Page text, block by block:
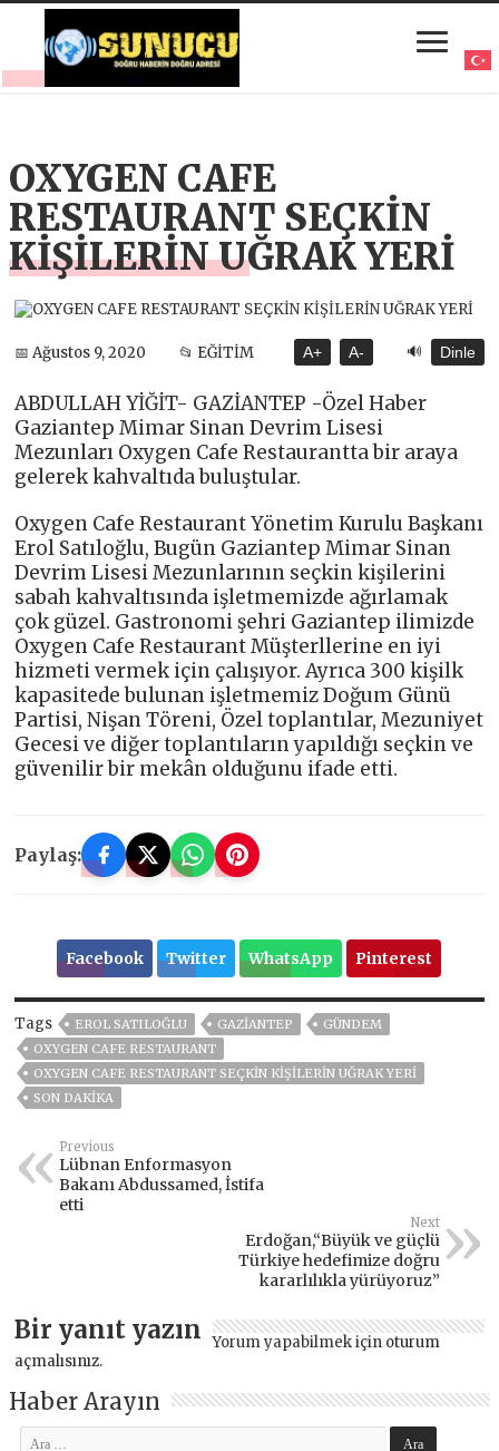
OXYGEN CAFE
RESTAURANT SEÇKİN
KİŞİLERİN UĞRAK YERİ
📅 Ağustos 9, 2020 📂 EĞİTİM A+ A- 🔊 Dinle
ABDULLAH YİĞİT- GAZİANTEP -Özel Haber
Gaziantep Mimar Sinan Devrim Lisesi
Mezunları Oxygen Cafe Restaurantta bir araya
gelerek kahvaltıda buluştular.
Oxygen Cafe Restaurant Yönetim Kurulu Başkanı
Erol Satıloğlu, Bugün Gaziantep Mimar Sinan
Devrim Lisesi Mezunlarının seçkin kişilerini
sabah kahvaltısında işletmemizde ağırlamak
çok güzel. Gastronomi şehri Gaziantep ilimizde
Oxygen Cafe Restaurant Müşterllerine en iyi
hizmeti vermek için çalışıyor. Ayrıca 300 kişilk
kapasitede bulunan işletmemiz Doğum Günü
Partisi, Nişan Töreni, Özel toplantılar, Mezuniyet
Gecesi ve diğer toplantıların yapıldığı seçkin ve
güvenilir bir mekân olduğunu ifade etti.
Paylaş:
Facebook Twitter WhatsApp Pinterest
Tags EROL SATILOĞLU GAZIANTEP
GÜNDEM
OXYGEN CAFE RESTAURANT
OXYGEN CAFE RESTAURANT SEÇKİN KİŞİLERİN UĞRAK YERİ
SON DAKIKA
Previous
Lübnan Enformasyon
Bakanı Abdussamed, İstifa
etti
Next
Erdoğan,“Büyük ve güçlü
Türkiye hedefimize doğru
kararlılıkla yürüyoruz”
Bir yanıt yazın Yorum yapabilmek için oturum
açmalısınız.
Haber Arayın